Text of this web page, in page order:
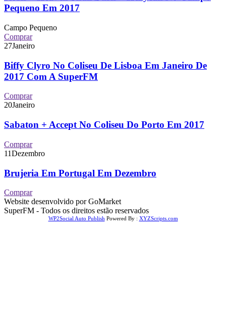
Pequeno Em 2017
Campo Pequeno
Comprar
27Janeiro
Biffy Clyro No Coliseu De Lisboa Em Janeiro De
2017 Com A SuperFM
Comprar
20Janeiro
Sabaton + Accept No Coliseu Do Porto Em 2017
Comprar
11Dezembro
Brujeria Em Portugal Em Dezembro
Comprar
Website desenvolvido por GoMarket
SuperFM - Todos os direitos estão reservados
WP2Social Auto Publish Powered By : XYZScripts.com